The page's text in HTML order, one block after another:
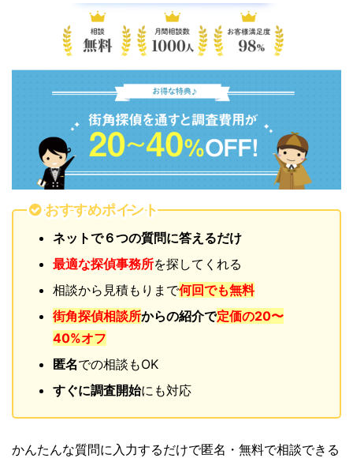
おすすめポイント
ネットで６つの質問に答えるだけ
最適な探偵事務所を探してくれる
相談から見積もりまで何回でも無料
街角探偵相談所からの紹介で定価の20〜
40%オフ
匿名での相談もOK
すぐに調査開始にも対応
かんたんな質問に入力するだけで匿名・無料で相談できる